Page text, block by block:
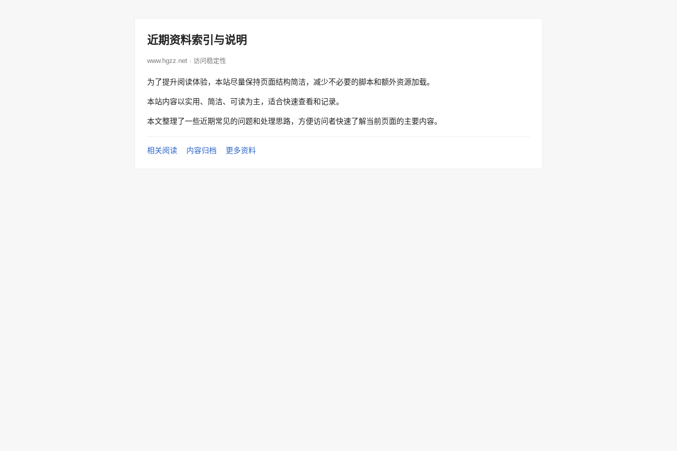
近期资料索引与说明
www.hgzz.net · 访问稳定性
为了提升阅读体验，本站尽量保持页面结构简洁，减少不必要的脚本和额外资源加载。
本站内容以实用、简洁、可读为主，适合快速查看和记录。
本文整理了一些近期常见的问题和处理思路，方便访问者快速了解当前页面的主要内容。
相关阅读 内容归档 更多资料